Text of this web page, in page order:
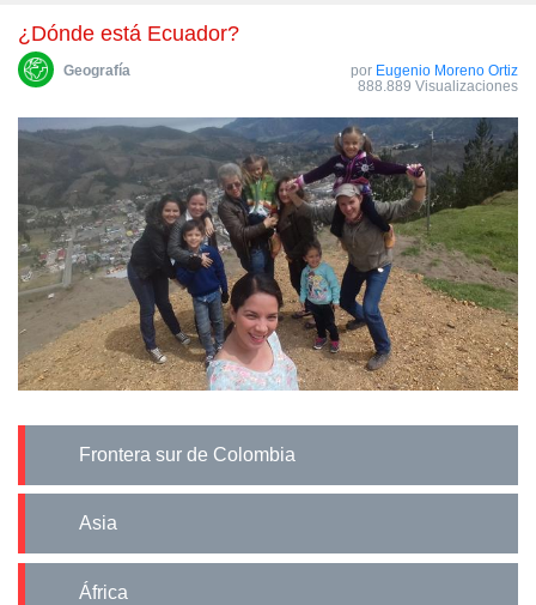
¿Dónde está Ecuador?
Geografía por Eugenio Moreno Ortiz
888.889 Visualizaciones
Frontera sur de Colombia
Asia
África